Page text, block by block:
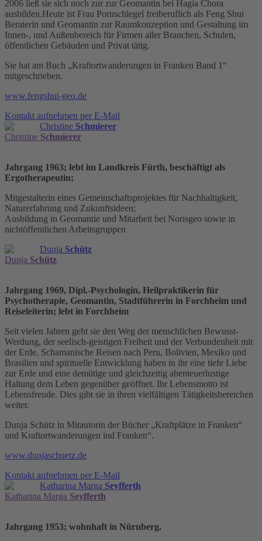
2006 ließ sie sich noch zur zur Geomantin bei Hagia Chora
ausbilden.Heute ist Frau Pornschlegel freiberuflich als Feng Shui
Beraterin und Geomantin zur Raumkonzeption und Gestaltung im
Innen-, und Außenbereich für Firmen aller Branchen, Schulen,
öffentlichen Gebäuden und Privat tätig.
Sie hat am Buch „Kraftortwanderungen in Franken Band 1“
mitgeschrieben.
www.fengshui-geo.de
Kontakt aufnehmen per E-Mail
Christine Schmierer
Christine Schmierer
Jahrgang 1963; lebt im Landkreis Fürth, beschäftigt als
Ergotherapeutin;
Mitgestalterin eines Gemeinschaftsprojektes für Nachhaltigkeit,
Naturerfahrung und Zukunftsideen;
Ausbildung in Geomantie und Mitarbeit bei Norisgeo sowie in
nichtöffentlichen Arbeitsgruppen
Dunja Schütz
Dunja Schütz
Jahrgang 1969, Dipl.-Psychologin, Heilpraktikerin für
Psychotherapie, Geomantin, Stadtführerin in Forchheim und
Reiseleiterin; lebt in Forchheim
Seit vielen Jahren geht sie den Weg der menschlichen Bewusst-
Werdung, der seelisch-geistigen Freiheit und der Verbundenheit mit
der Erde. Schamanische Reisen nach Peru, Bolivien, Mexiko und
Brasilien und spirituelle Entwicklung haben in ihr eine tiefe Liebe
zur Erde und eine demütige und gleichzeitig abenteuerlustige
Haltung dem Leben gegenüber geöffnet. Ihr Lebensmotto ist
Lebensfreude. Dies gibt sie in ihren vielfältigen Tätigkeitsbereichen
weiter.
Dunja Schütz in Mitautorin der Bücher „Kraftplätze in Franken“
und Kraftortwanderungen ind Franken“.
www.dunjaschuetz.de
Kontakt aufnehmen per E-Mail
Katharina Marga Seyfferth
Katharina Marga Seyfferth
Jahrgang 1953; wohnhaft in Nürnberg.